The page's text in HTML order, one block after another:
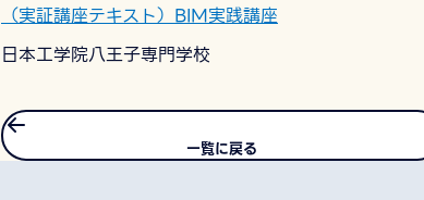
（実証講座テキスト）BIM実践講座
日本工学院八王子専門学校
一覧に戻る